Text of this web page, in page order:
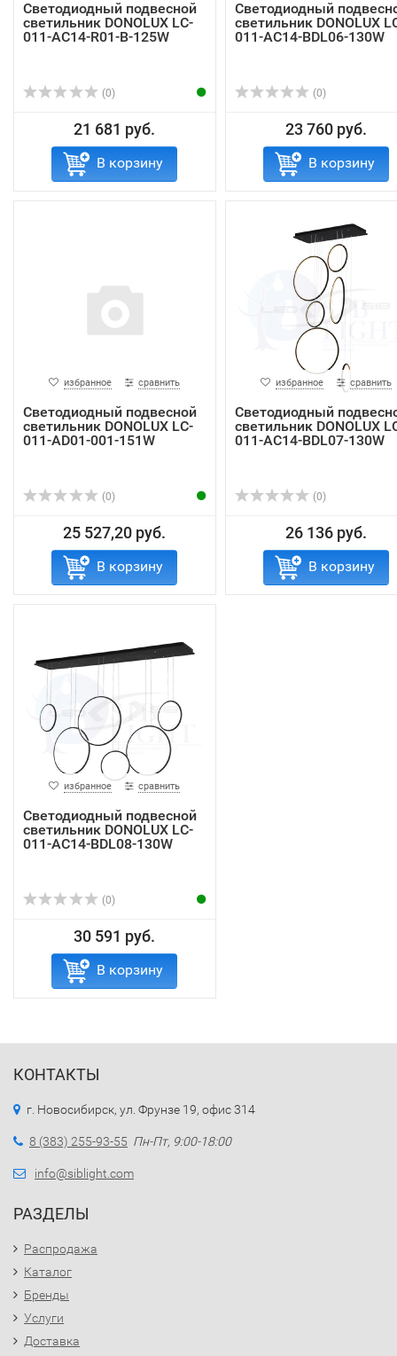
Светодиодный подвесной
светильник DONOLUX LC-
011-AC14-R01-B-125W
(0)
21 681 руб.
В корзину
Светодиодный
светильник DONOLUX
011-AC14-BDL06-130W
(0)
23 760 руб.
В корзину
избранное сравнить
Светодиодный подвесной
светильник DONOLUX LC-
011-AD01-001-151W
(0)
25 527,20 руб.
В корзину
избранное сравнить
Светодиодный
светильник DONOLUX
011-AC14-BDL07-130W
(0)
26 136 руб.
В корзину
избранное сравнить
Светодиодный подвесной
светильник DONOLUX LC-
011-AC14-BDL08-130W
(0)
30 591 руб.
В корзину
КОНТАКТЫ
г. Новосибирск, ул. Фрунзе 19, офис 314
8 (383) 255-93-55 Пн-Пт, 9:00-18:00
info@siblight.com
РАЗДЕЛЫ
Распродажа
Каталог
Бренды
Услуги
Доставка